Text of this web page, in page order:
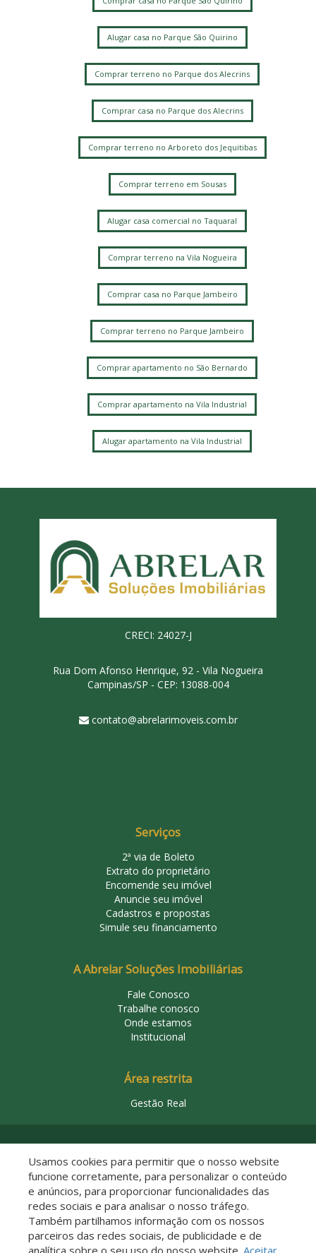
Alugar casa no Parque São Quirino
Comprar terreno no Parque dos Alecrins
Comprar casa no Parque dos Alecrins
Comprar terreno no Arboreto dos Jequitibas
Comprar terreno em Sousas
Alugar casa comercial no Taquaral
Comprar terreno na Vila Nogueira
Comprar casa no Parque Jambeiro
Comprar terreno no Parque Jambeiro
Comprar apartamento no São Bernardo
Comprar apartamento na Vila Industrial
Alugar apartamento na Vila Industrial
CRECI: 24027-J
Rua Dom Afonso Henrique, 92 - Vila Nogueira
Campinas/SP - CEP: 13088-004
contato@abrelarimoveis.com.br
Serviços
2ª via de Boleto
Extrato do proprietário
Encomende seu imóvel
Anuncie seu imóvel
Cadastros e propostas
Simule seu financiamento
A Abrelar Soluções Imobiliárias
Fale Conosco
Trabalhe conosco
Onde estamos
Institucional
Área restrita
Gestão Real
Descomplicado por:
Usamos cookies para permitir que o nosso website
funcione corretamente, para personalizar o conteúdo
e anúncios, para proporcionar funcionalidades das
redes sociais e para analisar o nosso tráfego.
Também partilhamos informação com os nossos
parceiros das redes sociais, de publicidade e de
analítica sobre o seu uso do nosso website. Aceitar